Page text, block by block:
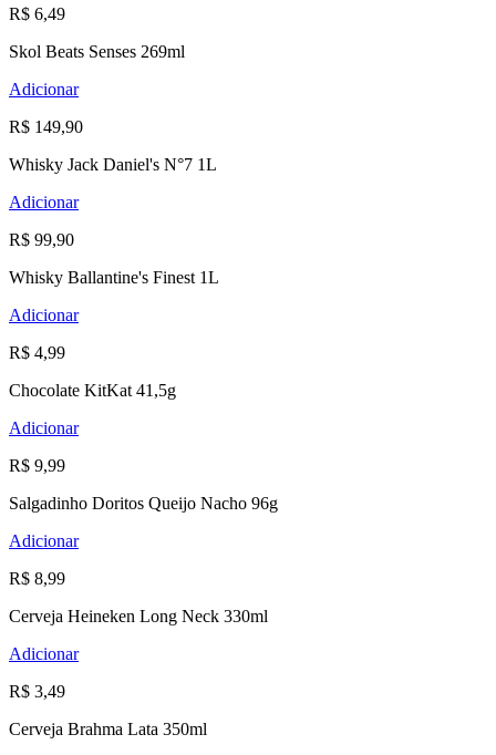
R$ 6,49
Skol Beats Senses 269ml
Adicionar
R$ 149,90
Whisky Jack Daniel's N°7 1L
Adicionar
R$ 99,90
Whisky Ballantine's Finest 1L
Adicionar
R$ 4,99
Chocolate KitKat 41,5g
Adicionar
R$ 9,99
Salgadinho Doritos Queijo Nacho 96g
Adicionar
R$ 8,99
Cerveja Heineken Long Neck 330ml
Adicionar
R$ 3,49
Cerveja Brahma Lata 350ml